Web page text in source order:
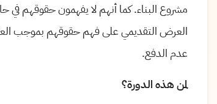
مشروع البناء. كما أنهم لا يفهمون حقوقهم
العرض التقديمي على فهم حقوقهم بموجب
عدم الدفع.
لمن هذه الدورة؟